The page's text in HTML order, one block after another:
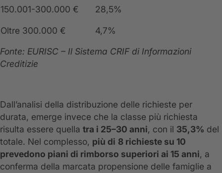
150.001-300.000 € 28,5%
Oltre 300.000 €
4,7%
Fonte: EURISC – Il Sistema CRIF di Informazioni
Creditizie
Dall’analisi della distribuzione delle richieste per
durata, emerge invece che la classe più richiesta
risulta essere quella tra i 25–30 anni, con il 35,3% del
totale. Nel complesso, più di 8 richieste su 10
prevedono piani di rimborso superiori ai 15 anni, a
conferma della marcata propensione delle famiglie a